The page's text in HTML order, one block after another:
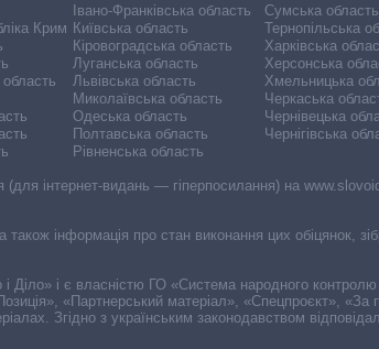
Крим
Івано-Франківська область
Київська область
Кіровоградська область
Луганська область
Львівська область
Миколаївська область
Одеська область
Полтавська область
Рівненська область
Сумська область
Тернопільська
Харківська
Херсонська
Хмельницька
Черкаська
Чернівецька
Чернігівська
інтернет-видань — гіперпосилання) на
також інформація про стан виконання цих обіцянок,
Діло» і є власністю ГО «Система народного контролю
«Партнерський матеріал», «Спецпроєкт», «За
Згідно з українським законодавством